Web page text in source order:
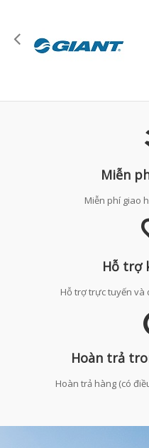
Miễn
Miễn phí giao
Hỗ trợ
Hỗ trợ trực tuyến
Hoàn trả
Hoàn trả hàng (có